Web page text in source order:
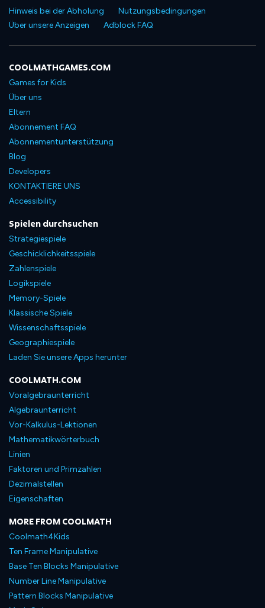
Hinweis bei der Abholung
Nutzungsbedingungen
Über unsere Anzeigen
Adblock FAQ
COOLMATHGAMES.COM
Games for Kids
Über uns
Eltern
Abonnement FAQ
Abonnementunterstützung
Blog
Developers
KONTAKTIERE UNS
Accessibility
Spielen durchsuchen
Strategiespiele
Geschicklichkeitsspiele
Zahlenspiele
Logikspiele
Memory-Spiele
Klassische Spiele
Wissenschaftsspiele
Geographiespiele
Laden Sie unsere Apps herunter
COOLMATH.COM
Voralgebraunterricht
Algebraunterricht
Vor-Kalkulus-Lektionen
Mathematikwörterbuch
Linien
Faktoren und Primzahlen
Dezimalstellen
Eigenschaften
MORE FROM COOLMATH
Coolmath4Kids
Ten Frame Manipulative
Base Ten Blocks Manipulative
Number Line Manipulative
Pattern Blocks Manipulative